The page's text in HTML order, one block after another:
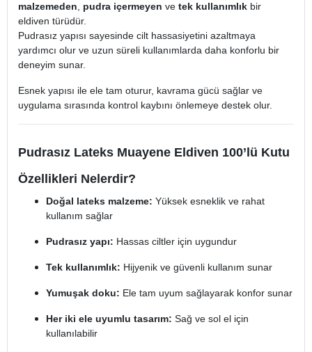
malzemeden, pudra içermeyen ve tek kullanımlık bir
eldiven türüdür.
Pudrasız yapısı sayesinde cilt hassasiyetini azaltmaya
yardımcı olur ve uzun süreli kullanımlarda daha konforlu bir
deneyim sunar.
Esnek yapısı ile ele tam oturur, kavrama gücü sağlar ve
uygulama sırasında kontrol kaybını önlemeye destek olur.
Pudrasız Lateks Muayene Eldiven 100’lü Kutu
Özellikleri Nelerdir?
Doğal lateks malzeme: Yüksek esneklik ve rahat
kullanım sağlar
Pudrasız yapı: Hassas ciltler için uygundur
Tek kullanımlık: Hijyenik ve güvenli kullanım sunar
Yumuşak doku: Ele tam uyum sağlayarak konfor sunar
Her iki ele uyumlu tasarım: Sağ ve sol el için
kullanılabilir